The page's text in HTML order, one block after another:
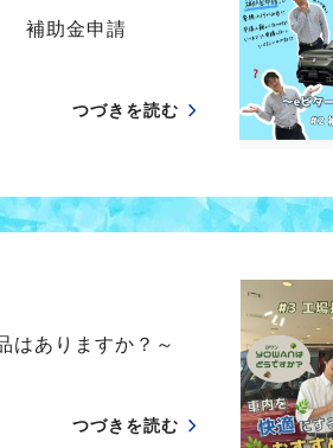
補助金申請
つづきを読む
はありますか？～
つづきを読む